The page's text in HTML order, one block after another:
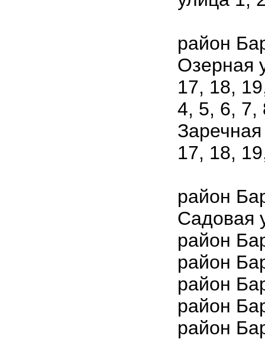
район
Озерная
17, 18,
4, 5, 6, 7,
17, 18,
район
Садовая
район
район
район
район
район